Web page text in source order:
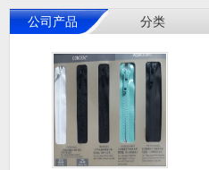
公司产品 分类